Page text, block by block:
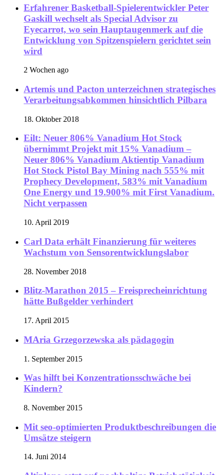
Erfahrener Basketball-Spielerentwickler Peter
Gaskill wechselt als Special Advisor zu
Eyecarrot, wo sein Hauptaugenmerk auf die
Entwicklung von Spitzenspielern gerichtet sein
wird
2 Wochen ago
Artemis und Pacton unterzeichnen strategisches
Verarbeitungsabkommen hinsichtlich Pilbara
18. Oktober 2018
Eilt: Neuer 806% Vanadium Hot Stock
übernimmt Projekt mit 15% Vanadium –
Neuer 806% Vanadium Aktientip Vanadium
Hot Stock Pistol Bay Mining nach 555% mit
Prophecy Development, 583% mit Vanadium
One Energy und 19.900% mit First Vanadium.
Nicht verpassen
10. April 2019
Carl Data erhält Finanzierung für weiteres
Wachstum von Sensorentwicklungslabor
28. November 2018
Blitz-Marathon 2015 – Freisprecheinrichtung
hätte Bußgelder verhindert
17. April 2015
MAria Grzegorzewska als pädagogin
1. September 2015
Was hilft bei Konzentrationsschwäche bei
Kindern?
8. November 2015
Mit seo-optimierten Produktbeschreibungen die
Umsätze steigern
14. Juni 2014